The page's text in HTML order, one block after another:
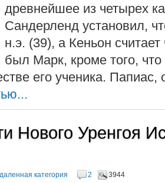
древнейшее из четырех
Сандерленд установил,
н.э. (39), а Кеньон
был Марк, кроме того,
его ученика. Папиас,
Нового Уренгоя
категория 2 3944